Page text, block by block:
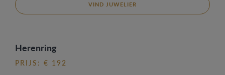
VIND JUWELIER
Herenring
PRIJS: € 192